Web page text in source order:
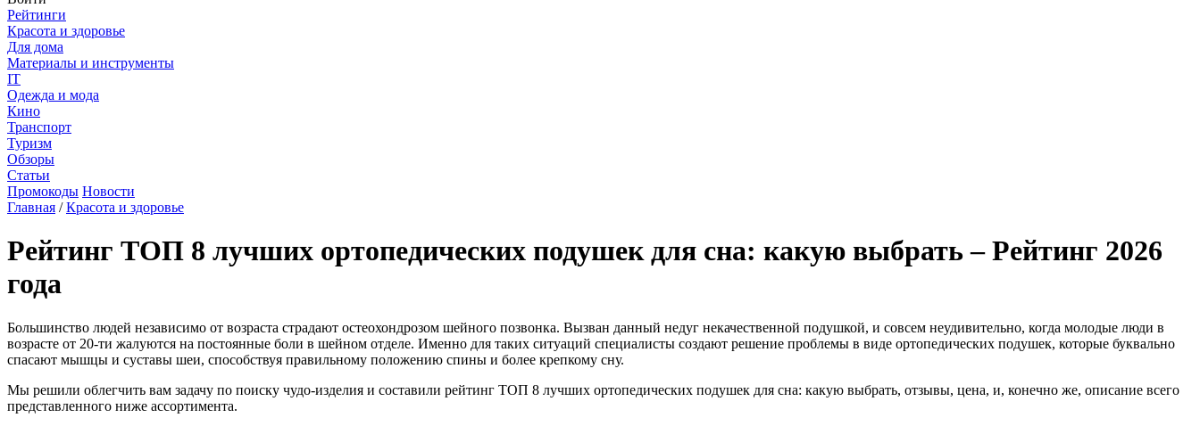
Рейтинги
Красота и здоровье
Для дома
Материалы и инструменты
IT
Одежда и мода
Кино
Транспорт
Туризм
Обзоры
Статьи
Промокоды Новости
Главная /Красота и здоровье
Рейтинг ТОП 8 лучших ортопедических подушек для сна: какую выбрать – Рейтинг 2026
года
Большинство людей независимо от возраста страдают остеохондрозом шейного позвонка. Вызван данный недуг некачественной подушкой, и совсем неудивительно, когда молодые люди в
возрасте от 20-ти жалуются на постоянные боли в шейном отделе. Именно для таких ситуаций специалисты создают решение проблемы в виде ортопедических подушек, которые буквально
спасают мышцы и суставы шеи, способствуя правильному положению спины и более крепкому сну.
Мы решили облегчить вам задачу по поиску чудо-изделия и составили рейтинг ТОП 8 лучших ортопедических подушек для сна: какую выбрать, отзывы, цена, и, конечно же, описание всего
представленного ниже ассортимента.